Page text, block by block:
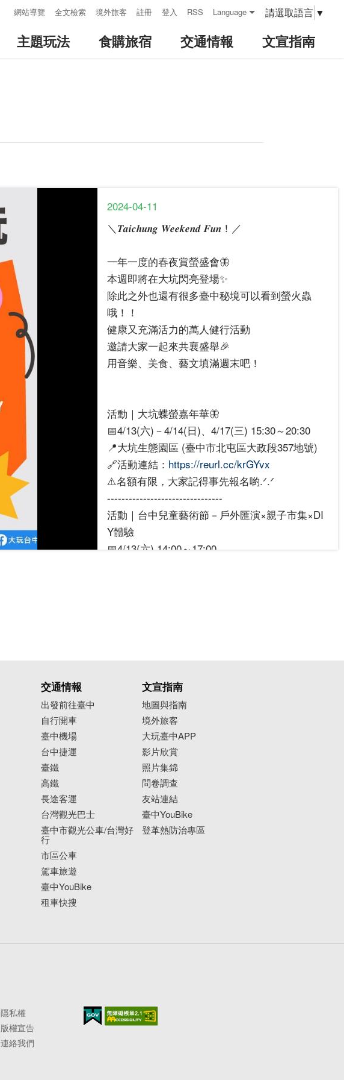
網站導覽 全文檢索 境外旅客 註冊 登入 RSS Language 請選取語言 ▼
主題玩法 食購旅宿 交通情報 文宣指南
2024-04-11
＼𝑻𝒂𝒊𝒄𝒉𝒖𝒏𝒈 𝑾𝒆𝒆𝒌𝒆𝒏𝒅 𝑭𝒖𝒏！／
一年一度的春夜賞螢盛會🦋
本週即將在大坑閃亮登場✨
除此之外也還有很多臺中秘境可以看到螢火蟲
哦！！
健康又充滿活力的萬人健行活動
邀請大家一起來共襄盛舉🎉
用音樂、美食、藝文填滿週末吧！
活動｜大坑蝶螢嘉年華🦋
📅4/13(六)－4/14(日)、4/17(三) 15:30～20:30
📍大坑生態園區 (臺中市北屯區大政段357地號)
🔗活動連結： https://reurl.cc/krGYvx
⚠️名額有限，大家記得事先報名喲.ᐟ.ᐟ
--------------------------------
活動｜台中兒童藝術節－戶外匯演×親子市集×DI
Y體驗
📅4/13(六) 14:00～17:00
🟡𝗗𝗝 𝗡𝗜𝗚𝗛𝗧：𝗥𝗲𝗰𝗼𝗿𝗱 𝗦𝘁𝗼𝗿𝗲 𝗗𝗮𝘆
📅4/13(六) 20:00～21:30
🟡𝗣𝗔𝗥𝗞𝟮 𝗩𝗢𝗜𝗖𝗘
📅4/14(日) 15:00～21:00
📍PARK2草悟廣場 B1 (臺中市西區英才路534號B
🔗活動連結：https://reurl.cc/eLjlNR
--------------------------------
活動｜繪本說故事益智桌遊活動
📅4/13(六) 10:00～11:30
https://www.tcrp.com.tw/activity/59
--------------------------------
交通情報
出發前往臺中
自行開車
臺中機場
台中捷運
臺鐵
高鐵
長途客運
台灣觀光巴士
臺中市觀光公車/台灣好
行
市區公車
駕車旅遊
臺中YouBike
租車快搜
文宣指南
地圖與指南
境外旅客
大玩臺中APP
影片欣賞
照片集錦
問卷調查
友站連結
臺中YouBike
登革熱防治專區
隱私權
版權宣告
連絡我們